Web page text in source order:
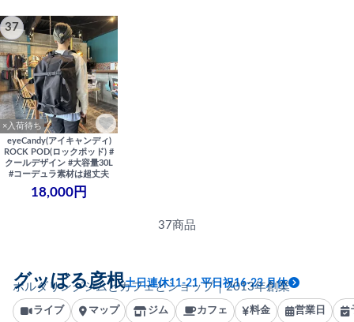
37
×入荷待ち
eyeCandy(アイキャンディ)
ROCK POD(ロックポッド) #
クールデザイン #大容量30L
#コーデュラ素材は超丈夫
18,000円
37商品
ボルダリングジムとカフェとショップ｜2013年創業
グッぼる彦根土日連休11-21 平日祝16-23 月休
ライブ マップ ジム カフェ 料金 営業日